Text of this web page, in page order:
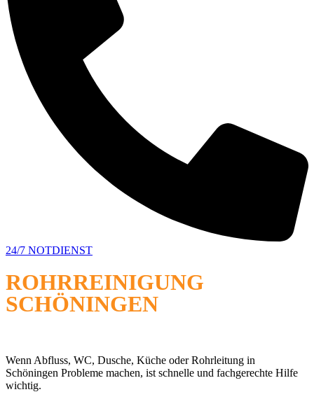
24/7 NOTDIENST
ROHRREINIGUNG
SCHÖNINGEN
Wenn Abfluss, WC, Dusche, Küche oder Rohrleitung in
Schöningen Probleme machen, ist schnelle und fachgerechte Hilfe
wichtig.